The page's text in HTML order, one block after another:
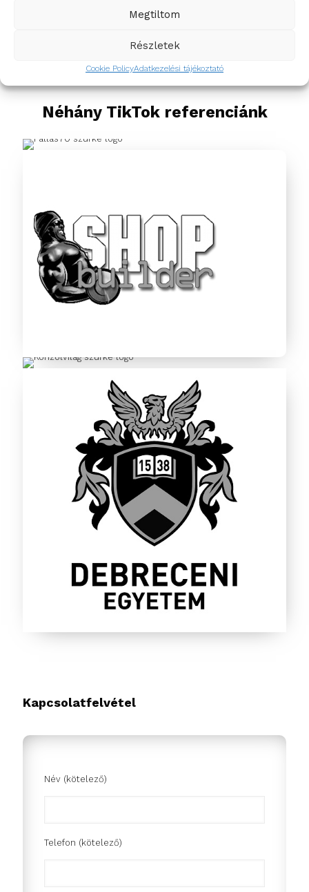
Megtiltom
Részletek
Cookie PolicyAdatkezelési tájékoztató
Néhány TikTok referenciánk
Kapcsolatfelvétel
Név (kötelező)
Telefon (kötelező)